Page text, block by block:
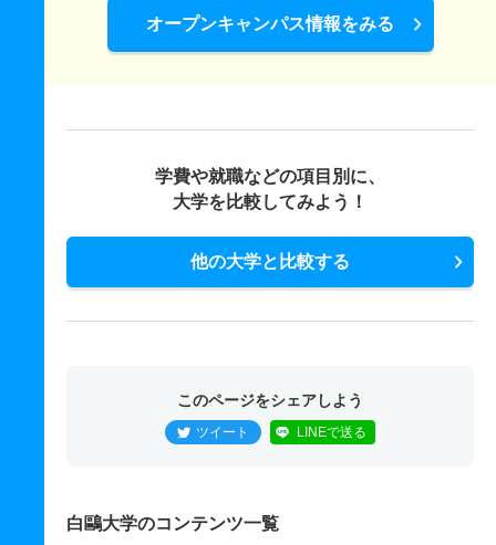
オープンキャンパス情報をみる
学費や就職などの項目別に、
大学を比較してみよう！
他の大学と比較する
このページをシェアしよう
ツイート LINEで送る
白鷗大学のコンテンツ一覧